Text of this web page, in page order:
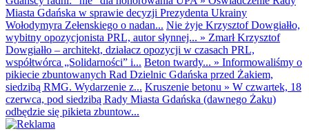
Miasta Gdańska w sprawie decyzji Prezydenta Ukrainy
Wołodymyra Zełenskiego o nadan... Nie żyje Krzysztof Dowgiałło,
wybitny opozycjonista PRL, autor słynnej... » Zmarł Krzysztof
Dowgiałło – architekt, działacz opozycji w czasach PRL,
współtwórca „Solidarności” i... Beton twardy... » Informowaliśmy o
pikiecie zbuntowanych Rad Dzielnic Gdańska przed Żakiem,
siedzibą RMG. Wydarzenie z... Kruszenie betonu » W czwartek, 18
czerwca, pod siedzibą Rady Miasta Gdańska (dawnego Żaku)
odbędzie się pikieta zbuntow...